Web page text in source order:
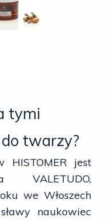
tymi
twarzy?
HISTOMER jest
VALETUDO,
we Włoszech
naukowiec